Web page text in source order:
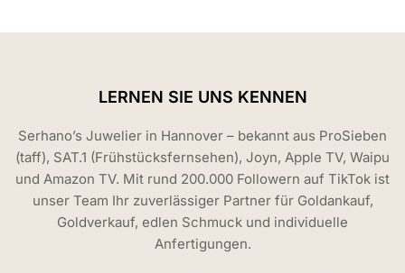
LERNEN SIE UNS KENNEN
Serhano’s Juwelier in Hannover – bekannt aus ProSieben
(taff), SAT.1 (Frühstücksfernsehen), Joyn, Apple TV, Waipu
und Amazon TV. Mit rund 200.000 Followern auf TikTok ist
unser Team Ihr zuverlässiger Partner für Goldankauf,
Goldverkauf, edlen Schmuck und individuelle
Anfertigungen.